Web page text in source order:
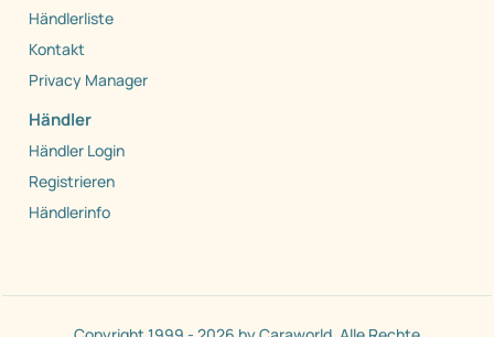
Händlerliste
Kontakt
Privacy Manager
Händler
Händler Login
Registrieren
Händlerinfo